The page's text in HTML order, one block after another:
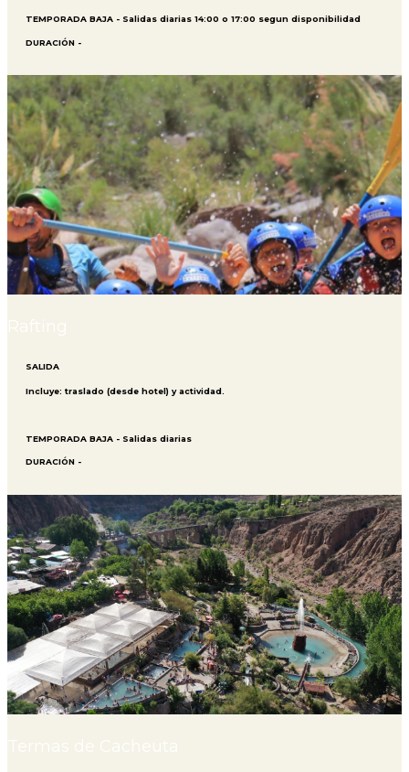
TEMPORADA BAJA - Salidas diarias 14:00 o 17:00 segun disponibilidad
DURACIÓN -
Rafting
SALIDA
Incluye: traslado (desde hotel) y actividad.
TEMPORADA BAJA - Salidas diarias
DURACIÓN -
Termas de Cacheuta